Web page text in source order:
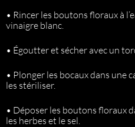
• Rincer les boutons floraux à
vinaigre blanc.
• Égoutter et sécher avec un
• Plonger les bocaux dans une
les stériliser.
• Déposer les boutons floraux
les herbes et le sel.